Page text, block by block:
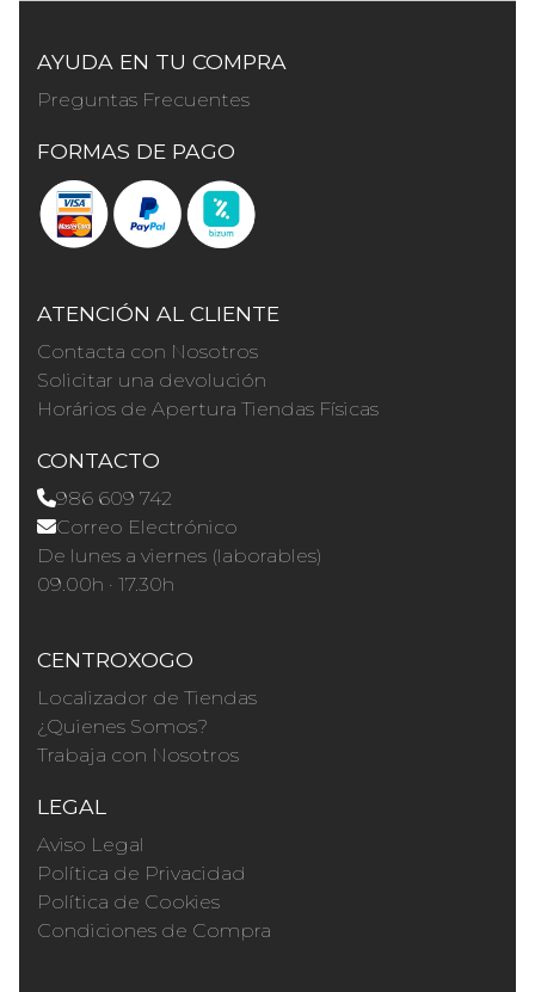
AYUDA EN TU COMPRA
Preguntas Frecuentes
FORMAS DE PAGO
ATENCIÓN AL CLIENTE
Contacta con Nosotros
Solicitar una devolución
Horários de Apertura Tiendas Físicas
CONTACTO
986 609 742
Correo Electrónico
De lunes a viernes (laborables)
09.00h · 17.30h
CENTROXOGO
Localizador de Tiendas
¿Quienes Somos?
Trabaja con Nosotros
LEGAL
Aviso Legal
Política de Privacidad
Política de Cookies
Condiciones de Compra